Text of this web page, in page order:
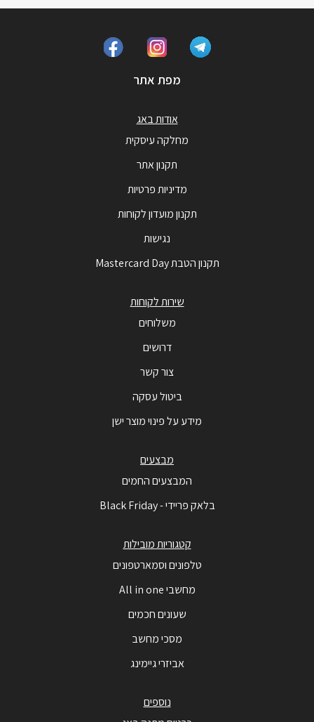
מפת אתר
אודות באג
מחלקה עיסקית
תקנון אתר
מדיניות פרטיות
תקנון מועדון לקוחות
נגישות
תקנון הטבת Mastercard Day
שירות לקוחות
משלוחים
דרושים
צור קשר
ביטול עסקה
מידע על פינוי מוצר ישן
מבצעים
המבצעים החמים
בלאק פריידי - Black Friday
קטגוריות מובילות
טלפונים וסמארטפונים
מחשבי All in one
שעונים חכמים
מסכי מחשב
אביזרי גיימינג
נוספים